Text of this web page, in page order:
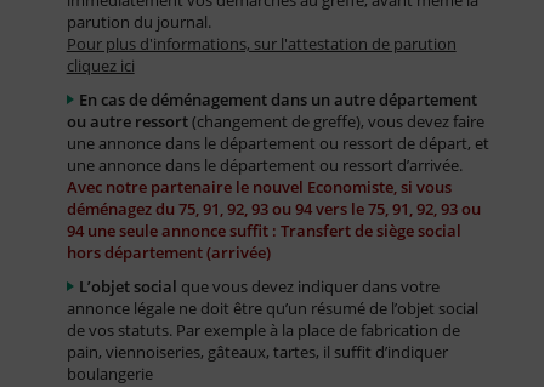
parution du journal.
Pour plus d'informations, sur l'attestation de parution
cliquez ici
En cas de déménagement dans un autre département
ou autre ressort(changement de greffe), vous devez faire
une annonce dans le département ou ressort de départ, et
une annonce dans le département ou ressort d’arrivée.
Avec notre partenaire le nouvel Economiste, si vous
déménagez du 75, 91, 92, 93 ou 94 vers le 75, 91, 92, 93 ou
94 une seule annonce suffit : Transfert de siège social
hors département (arrivée)
L’objet social que vous devez indiquer dans votre
annonce légale ne doit être qu’un résumé de l’objet social
de vos statuts. Par exemple à la place de fabrication de
pain, viennoiseries, gâteaux, tartes, il suffit d’indiquer
boulangerie